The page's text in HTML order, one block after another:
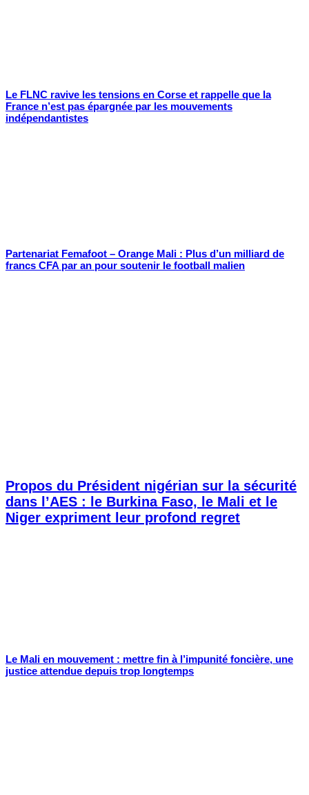
Le FLNC ravive les tensions en Corse et rappelle que la
France n’est pas épargnée par les mouvements
indépendantistes
Partenariat Femafoot – Orange Mali : Plus d’un milliard de
francs CFA par an pour soutenir le football malien
Propos du Président nigérian sur la sécurité
dans l’AES : le Burkina Faso, le Mali et le
Niger expriment leur profond regret
Le Mali en mouvement : mettre fin à l’impunité foncière, une
justice attendue depuis trop longtemps